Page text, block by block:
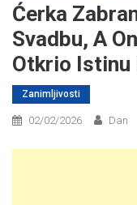
Ćerka
Svadbu, A
Otkrio Istinu
Zanimljivosti
02/02/2026 Dan